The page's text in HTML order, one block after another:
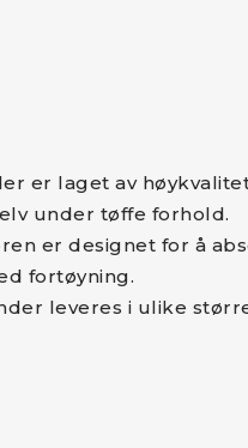
er laget av
under tøffe forhold.
er designet for å
fortøyning.
leveres i ulike